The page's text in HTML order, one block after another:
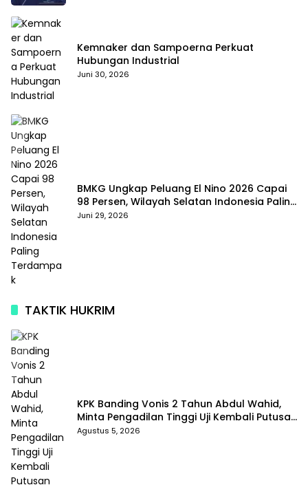
Kemnaker dan Sampoerna Perkuat
Hubungan Industrial
Juni 30, 2026
BMKG Ungkap Peluang El Nino 2026 Capai
98 Persen, Wilayah Selatan Indonesia Paling
Terdampak
Juni 29, 2026
TAKTIK HUKRIM
KPK Banding Vonis 2 Tahun Abdul Wahid,
Minta Pengadilan Tinggi Uji Kembali Putusan
Tipikor
Agustus 5, 2026